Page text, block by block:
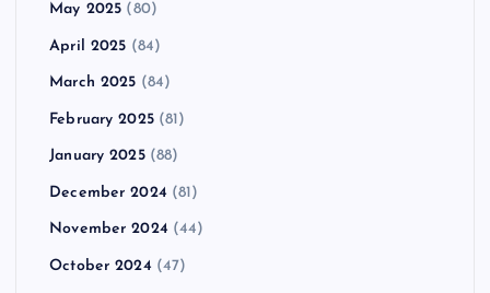
May 2025 (80)
April 2025 (84)
March 2025 (84)
February 2025(81)
January 2025(88)
December 2024 (81)
November 2024 (44)
October 2024 (47)